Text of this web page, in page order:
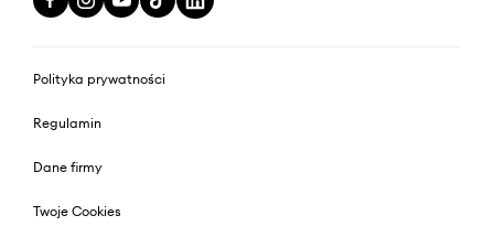
Polityka prywatności
Regulamin
Dane firmy
Twoje Cookies